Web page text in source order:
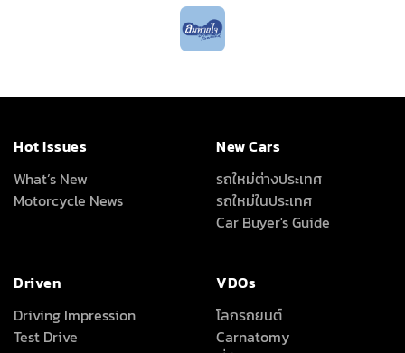
Hot Issues
What’s New
Motorcycle News
New Cars
รถใหม่ต่างประเทศ
รถใหม่ในประเทศ
Car Buyer's Guide
Driven
Driving Impression
Test Drive
VDOs
โลกรถยนต์
Carnatomy